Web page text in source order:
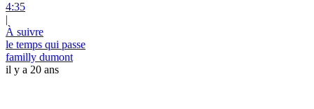
4:35
|
À suivre
le temps qui passe
familly dumont
il y a 20 ans